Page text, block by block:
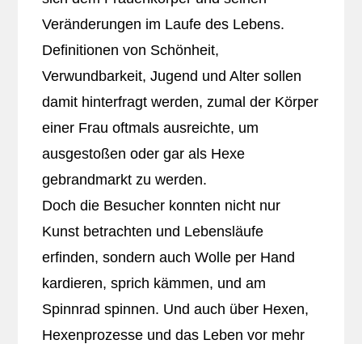
Veränderungen im Laufe des Lebens.
Definitionen von Schönheit,
Verwundbarkeit, Jugend und Alter sollen
damit hinterfragt werden, zumal der Körper
einer Frau oftmals ausreichte, um
ausgestoßen oder gar als Hexe
gebrandmarkt zu werden.
Doch die Besucher konnten nicht nur
Kunst betrachten und Lebensläufe
erfinden, sondern auch Wolle per Hand
kardieren, sprich kämmen, und am
Spinnrad spinnen. Und auch über Hexen,
Hexenprozesse und das Leben vor mehr